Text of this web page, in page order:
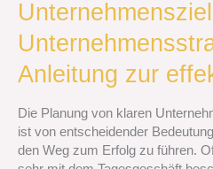
Anleitung zur
Die Planung von klaren
ist von entscheidender
den Weg zum Erfolg zu führen.
Unternehmensziele
und
Unternehmensstrategien:
Anleitung
effektiven
Planung